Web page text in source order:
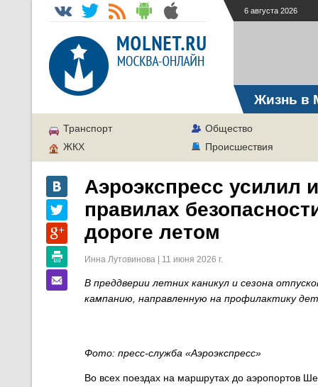
6 августа 2026
Жизнь в
Транспорт Общество
ЖКХ
Происшествия
Аэроэкспресс усилил
правилах
дороге летом
Инна Лутовинова | 11 июня 2026 г.
В преддверии летних каникул и сезона
кампанию, направленную на профилактику
Фото: пресс-служба «Аэроэкспресс»
Во всех поездах на маршрутах до аэропортов